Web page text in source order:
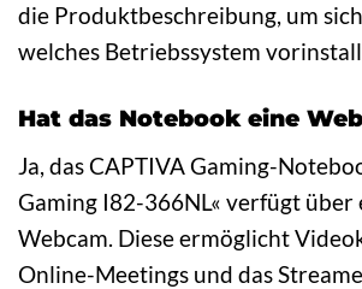
die Produktbeschreibung, um
welches Betriebssystem
Hat das Notebook eine
Ja, das CAPTIVA Gaming-
Gaming I82-366NL« verfügt
Webcam. Diese ermöglicht
Online-Meetings und das